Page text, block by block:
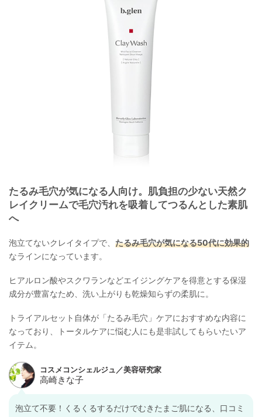
たるみ毛穴が気になる人向け。肌負担の少ない天然ク
レイクリームで毛穴汚れを吸着してつるんとした素肌
へ
泡立てないクレイタイプで、 たるみ毛穴が気になる50代に効果的
なラインになっています。
ヒアルロン酸やスクワランなどエイジングケアを得意とする保湿
成分が豊富なため、洗い上がりも乾燥知らずの柔肌に。
トライアルセット自体が「たるみ毛穴」ケアにおすすめな内容に
なっており、トータルケアに悩む人にも是非試してもらいたいア
イテム。
泡立て不要！くるくるするだけでむきたまご肌になる、口コミ